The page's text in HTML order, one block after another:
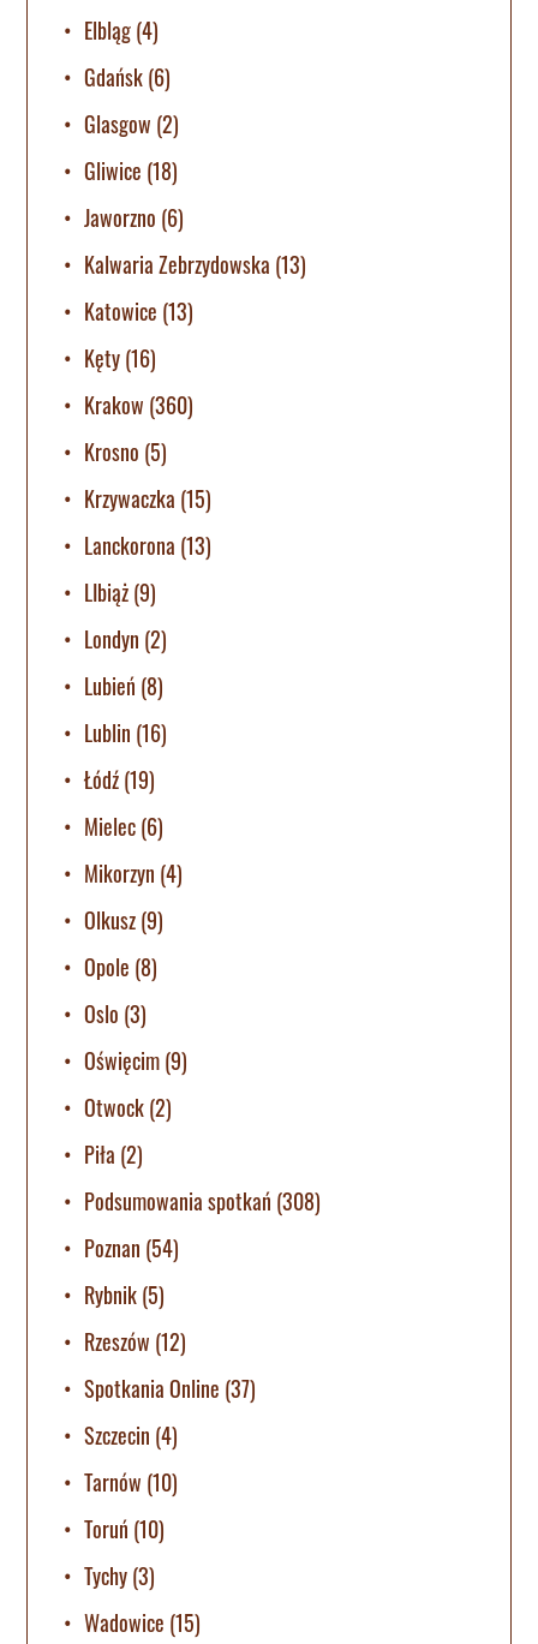
Elbląg(4)
Gdańsk(6)
Glasgow (2)
Gliwice (18)
Jaworzno (6)
Kalwaria Zebrzydowska (13)
Katowice (13)
Kęty(16)
Krakow (360)
Krosno (5)
Krzywaczka (15)
Lanckorona (13)
LIbiąż(9)
Londyn (2)
Lubień (8)
Lublin (16)
Łódź(19)
Mielec(6)
Mikorzyn (4)
Olkusz(9)
Opole (8)
Oslo (3)
Oświęcim(9)
Otwock(2)
Piła (2)
Podsumowania spotkań (308)
Poznan (54)
Rybnik(5)
Rzeszów (12)
Spotkania Online (37)
Szczecin (4)
Tarnów (10)
Toruń (10)
Tychy(3)
Wadowice (15)